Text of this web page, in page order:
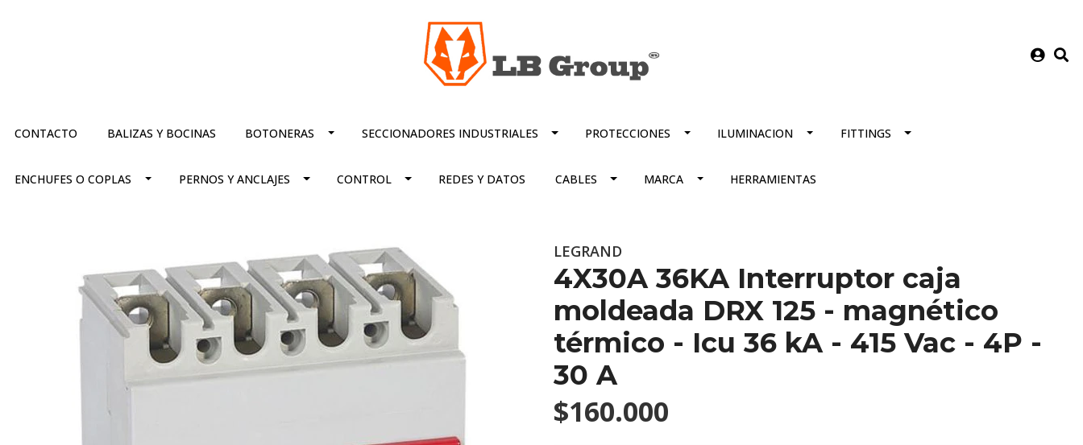
CONTACTO BALIZAS Y BOCINAS BOTONERAS SECCIONADORES INDUSTRIALES PROTECCIONES ILUMINACION FITTINGS
ENCHUFES O COPLAS PERNOS Y ANCLAJES CONTROL REDES Y DATOS CABLES MARCA HERRAMIENTAS
LEGRAND
4X30A 36KA Interruptor caja
moldeada DRX 125 - magnético
térmico - Icu 36 kA - 415 Vac - 4P -
30 A
$160.000